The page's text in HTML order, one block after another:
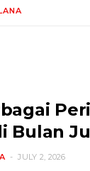
Bulan
JULY 2, 2026